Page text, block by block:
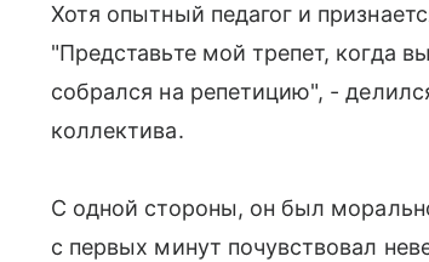
Хотя опытный педагог и
"Представьте мой трепет, когда
собрался на репетицию", -
коллектива.
С одной стороны, он был
с первых минут почувствовал